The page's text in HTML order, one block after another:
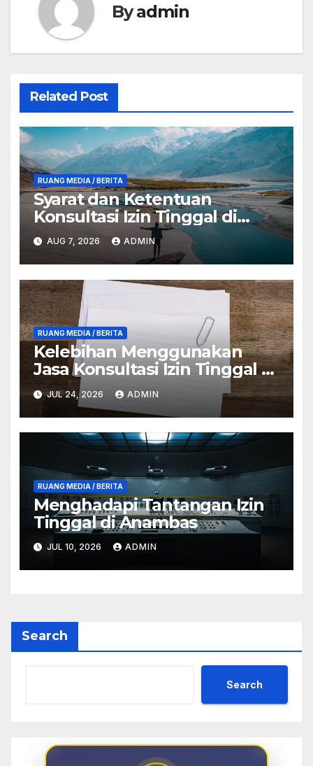
Byadmin
Related Post
RUANG MEDIA / BERITA
Syarat dan Ketentuan
Konsultasi Izin Tinggal di
Anambas
AUG 7, 2026 ADMIN
RUANG MEDIA / BERITA
Kelebihan Menggunakan
Jasa Konsultasi Izin Tinggal di
Anambas
JUL 24, 2026 ADMIN
RUANG MEDIA / BERITA
Menghadapi Tantangan Izin
Tinggal di Anambas
JUL 10, 2026 ADMIN
Search
Search